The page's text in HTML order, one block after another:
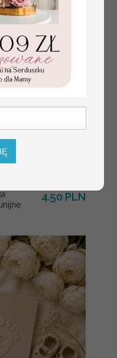
4.50 PLN